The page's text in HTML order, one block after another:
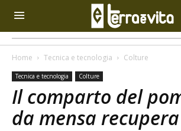
Home Tecnica e tecnologia Colture
Tecnica e tecnologia Colture
Il comparto del
da mensa